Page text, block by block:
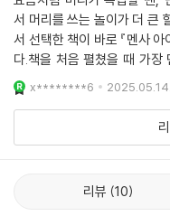
서 머리를 쓰는 놀이가 더 큰
서 선택한 책이 바로 『멘사 아
다.책을 처음 펼쳤을 때 가장
진짜 멘사 테스트를 풀어보
요. 분야별로 특화된 멘사 퍼
로 구성돼 있어서, 그야말로
x********6 2025.05.14.
리뷰 10